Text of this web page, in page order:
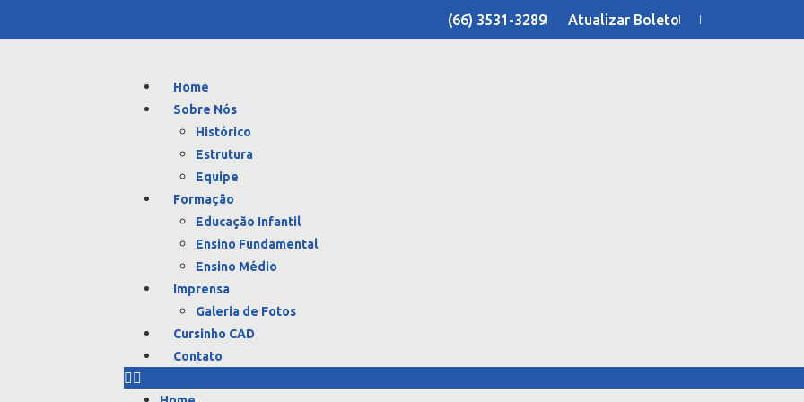
(66) 3531-3289 Atualizar Boleto
Home
Sobre Nós
Histórico
Estrutura
Equipe
Formação
Educação Infantil
Ensino Fundamental
Ensino Médio
Imprensa
Galeria de Fotos
Cursinho CAD
Contato